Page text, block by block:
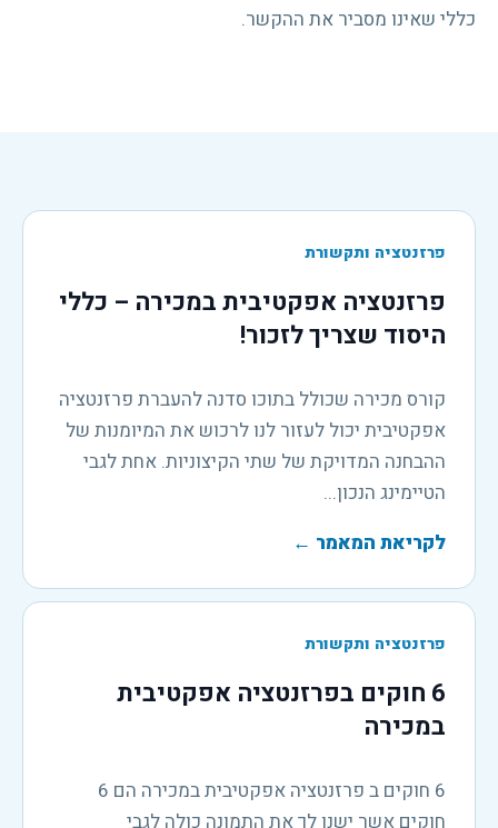
כללי שאינו מסביר את ההקשר.
פרזנטציה ותקשורת
פרזנטציה אפקטיבית במכירה – כללי
היסוד שצריך לזכור!
קורס מכירה שכולל בתוכו סדנה להעברת פרזנטציה
אפקטיבית יכול לעזור לנו לרכוש את המיומנות של
ההבחנה המדויקת של שתי הקיצוניות. אחת לגבי
הטיימינג הנכון...
לקריאת המאמר ←
פרזנטציה ותקשורת
6 חוקים בפרזנטציה אפקטיבית
במכירה
6 חוקים ב פרזנטציה אפקטיבית במכירה הם 6
חוקים אשר ישנו לך את התמונה כולה לגבי